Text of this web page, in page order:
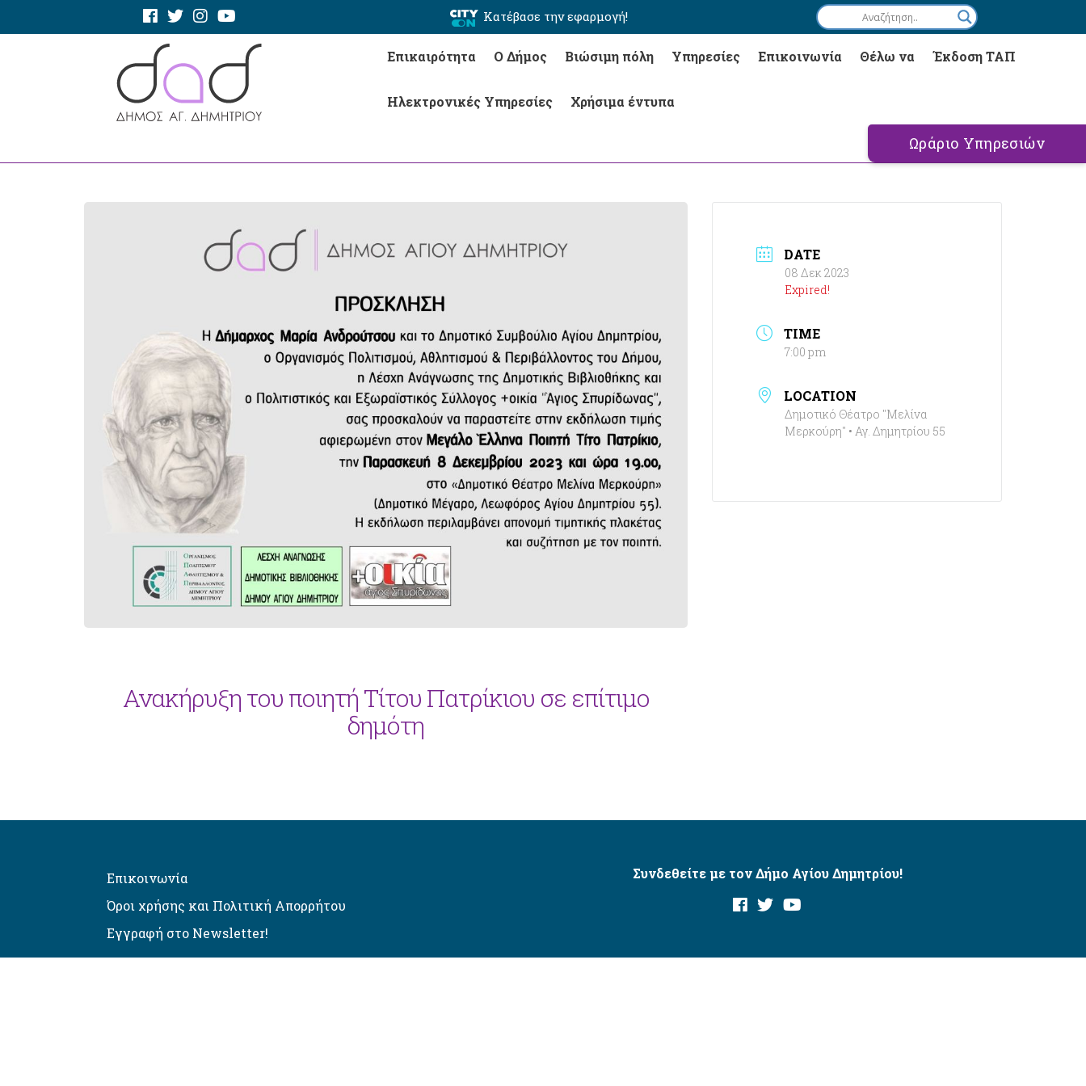
Κατέβασε την εφαρμογή!
Επικαιρότητα Ο Δήμος Βιώσιμη πόλη Υπηρεσίες Επικοινωνία Θέλω να Έκδοση ΤΑΠ
Ηλεκτρονικές Υπηρεσίες Χρήσιμα έντυπα
Ωράριο Υπηρεσιών
Ανακήρυξη του ποιητή Τίτου Πατρίκιου σε επίτιμο
δημότη
DATE
08 Δεκ 2023
Expired!
TIME
7:00 pm
LOCATION
Δημοτικό Θέατρο "Μελίνα
Μερκούρη" • Αγ. Δημητρίου 55
Επικοινωνία
Όροι χρήσης και Πολιτική Απορρήτου
Εγγραφή στο Newsletter!
Συνδεθείτε με τον Δήμο Αγίου Δημητρίου!